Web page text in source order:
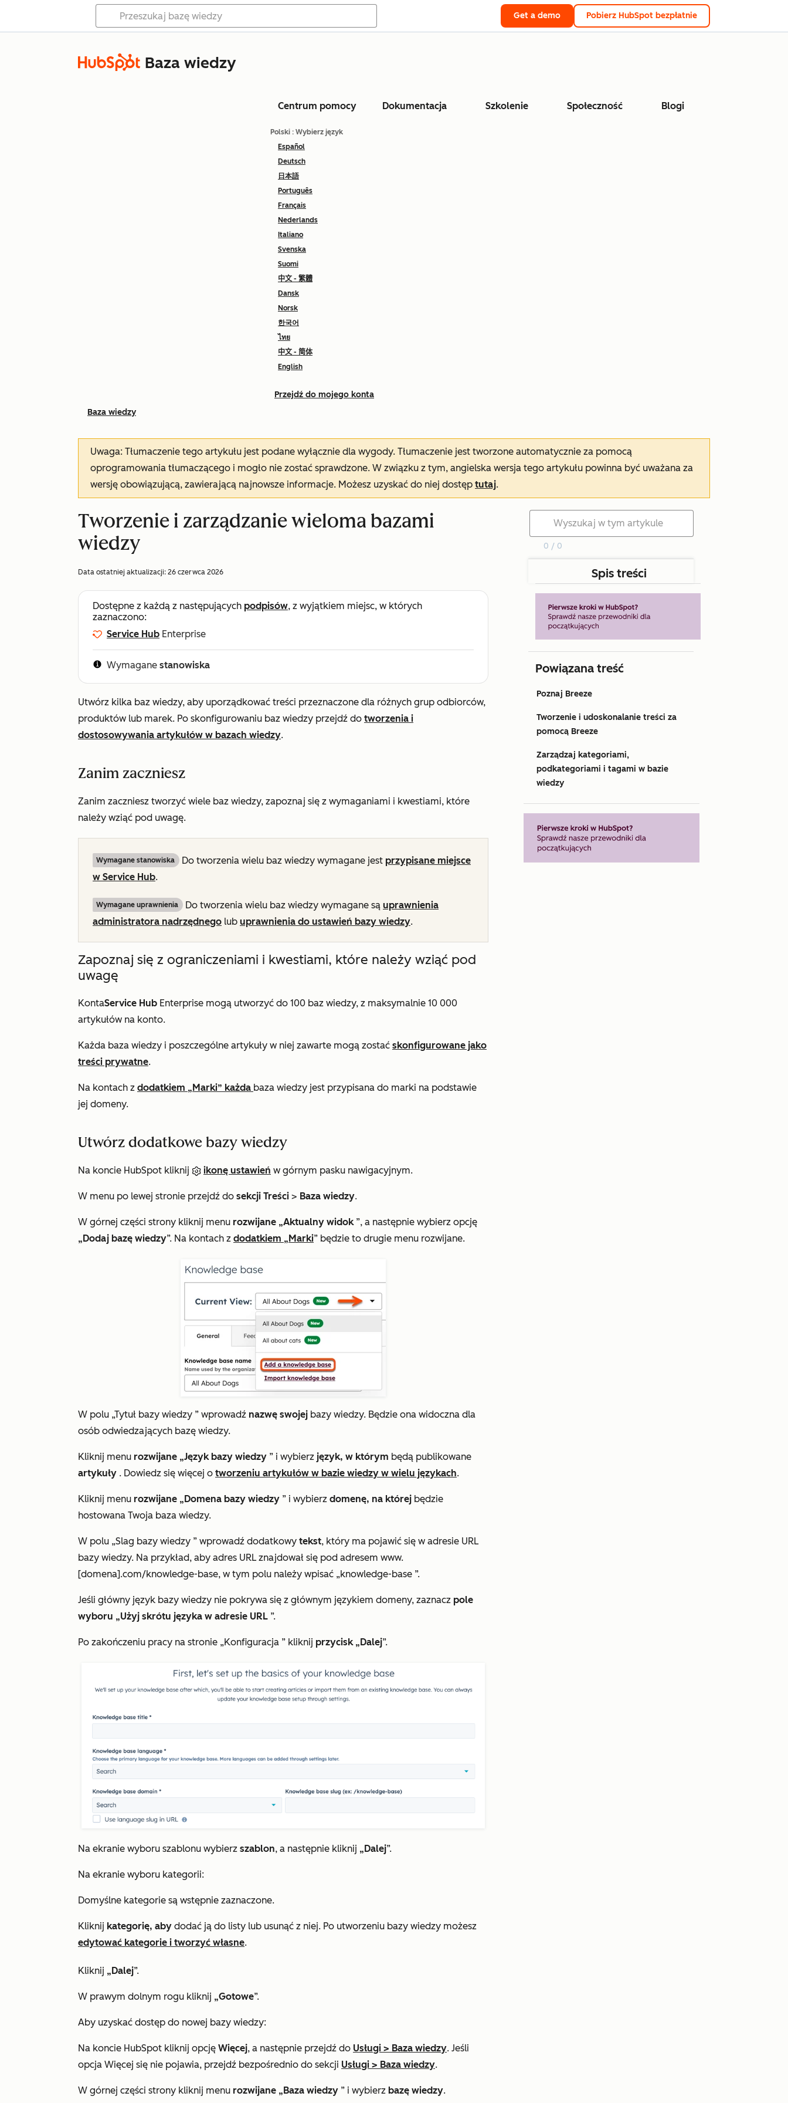
Get a demo Pobierz HubSpot bezpłatnie
Baza wiedzy
Centrum pomocy Dokumentacja Szkolenie Społeczność Blogi
Polski : Wybierz język
Español
Deutsch
日本語
Português
Français
Nederlands
Italiano
Svenska
Suomi
中文 - 繁體
Dansk
Norsk
한국어
ไทย
中文 - 简体
English
Przejdź do mojego konta
Baza wiedzy
Uwaga: Tłumaczenie tego artykułu jest podane wyłącznie dla wygody. Tłumaczenie jest tworzone automatycznie za pomocą
oprogramowania tłumaczącego i mogło nie zostać sprawdzone. W związku z tym, angielska wersja tego artykułu powinna być uważana za
wersję obowiązującą, zawierającą najnowsze informacje. Możesz uzyskać do niej dostęp tutaj.
Tworzenie i zarządzanie wieloma bazami
wiedzy
Data ostatniej aktualizacji: 26 czerwca 2026
Dostępne z każdą z następujących podpisów, z wyjątkiem miejsc, w których
zaznaczono:
Service Hub Enterprise
Wymagane stanowiska
Utwórz kilka baz wiedzy, aby uporządkować treści przeznaczone dla różnych grup odbiorców,
produktów lub marek. Po skonfigurowaniu baz wiedzy przejdź do tworzenia i
dostosowywania artykułów w bazach wiedzy.
Zanim zaczniesz
Zanim zaczniesz tworzyć wiele baz wiedzy, zapoznaj się z wymaganiami i kwestiami, które
należy wziąć pod uwagę.
Wymagane stanowiska Do tworzenia wielu baz wiedzy wymagane jest przypisane miejsce
w Service Hub.
Wymagane uprawnienia Do tworzenia wielu baz wiedzy wymagane są uprawnienia
administratora nadrzędnego lub uprawnienia do ustawień bazy wiedzy.
Zapoznaj się z ograniczeniami i kwestiami, które należy wziąć pod
uwagę
KontaService Hub Enterprise mogą utworzyć do 100 baz wiedzy, z maksymalnie 10 000
artykułów na konto.
Każda baza wiedzy i poszczególne artykuły w niej zawarte mogą zostać skonfigurowane jako
treści prywatne.
Na kontach z dodatkiem „Marki” każda baza wiedzy jest przypisana do marki na podstawie
jej domeny.
Utwórz dodatkowe bazy wiedzy
Na koncie HubSpot kliknij ikonę ustawień w górnym pasku nawigacyjnym.
W menu po lewej stronie przejdź do sekcji Treści > Baza wiedzy.
W górnej części strony kliknij menu rozwijane „Aktualny widok ”, a następnie wybierz opcję
„Dodaj bazę wiedzy”. Na kontach z dodatkiem „Marki” będzie to drugie menu rozwijane.
W polu „Tytuł bazy wiedzy ” wprowadź nazwę swojej bazy wiedzy. Będzie ona widoczna dla
osób odwiedzających bazę wiedzy.
Kliknij menu rozwijane „Język bazy wiedzy ” i wybierz język, w którym będą publikowane
artykuły . Dowiedz się więcej o tworzeniu artykułów w bazie wiedzy w wielu językach.
Kliknij menu rozwijane „Domena bazy wiedzy ” i wybierz domenę, na której będzie
hostowana Twoja baza wiedzy.
W polu „Slag bazy wiedzy ” wprowadź dodatkowy tekst, który ma pojawić się w adresie URL
bazy wiedzy. Na przykład, aby adres URL znajdował się pod adresem www.
[domena].com/knowledge-base, w tym polu należy wpisać „knowledge-base ”.
Jeśli główny język bazy wiedzy nie pokrywa się z głównym językiem domeny, zaznacz pole
wyboru „Użyj skrótu języka w adresie URL ”.
Po zakończeniu pracy na stronie „Konfiguracja ” kliknij przycisk „Dalej”.
Na ekranie wyboru szablonu wybierz szablon, a następnie kliknij „Dalej”.
Na ekranie wyboru kategorii:
Domyślne kategorie są wstępnie zaznaczone.
Kliknij kategorię, aby dodać ją do listy lub usunąć z niej. Po utworzeniu bazy wiedzy możesz
edytować kategorie i tworzyć własne.
Kliknij „Dalej”.
W prawym dolnym rogu kliknij „Gotowe”.
Aby uzyskać dostęp do nowej bazy wiedzy:
Na koncie HubSpot kliknij opcję Więcej, a następnie przejdź do Usługi > Baza wiedzy. Jeśli
opcja Więcej się nie pojawia, przejdź bezpośrednio do sekcji Usługi > Baza wiedzy.
W górnej części strony kliknij menu rozwijane „Baza wiedzy ” i wybierz bazę wiedzy.
0 / 0
Spis treści
Powiązana treść
Poznaj Breeze
Tworzenie i udoskonalanie treści za
pomocą Breeze
Zarządzaj kategoriami,
podkategoriami i tagami w bazie
wiedzy